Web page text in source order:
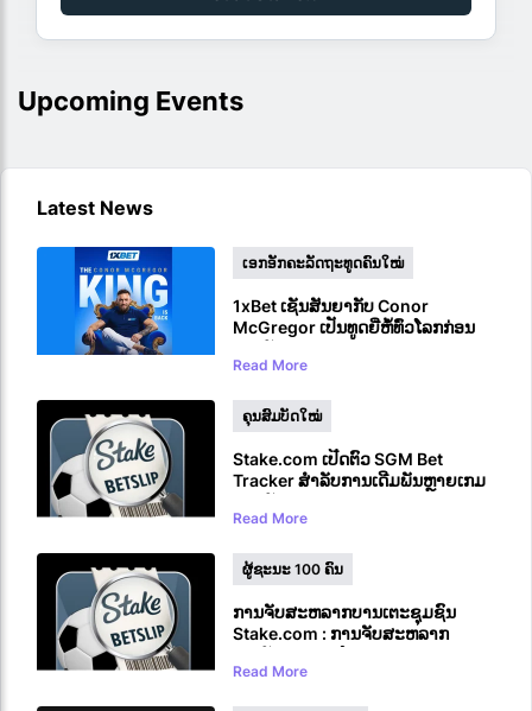
Upcoming Events
Latest News
ເອກອັກຄະລັດຖະທູດຄົນໃໝ່
1xBet ເຊັນສັນຍາກັບ Conor
McGregor ເປັນທູດຍີ່ຫໍ້ທົ່ວໂລກກ່ອນ
Read More
ຄຸນສົມບັດໃໝ່
Stake.com ເປີດຕົວ SGM Bet
Tracker ສຳລັບການເດີມພັນຫຼາຍເກມ
Read More
ຜູ້ຊະນະ 100 ຄົນ
ການຈັບສະຫລາກບານເຕະຊຸມຊົນ
Stake.com : ການຈັບສະຫລາກ
ໂດລາ
Read More